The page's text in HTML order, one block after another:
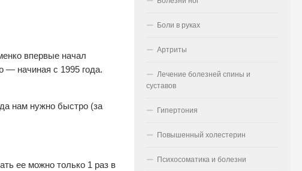
впервые начал
— начиная с 1995 года.
нам нужно быстро (за
ее можно только 1 раз в
Боли в руках
Артриты
Лечение болезней спины и
суставов
Гипертония
Повышенный холестерин
Психосоматика и болезни